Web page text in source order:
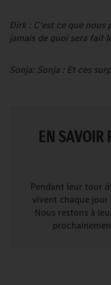
Dirk : C'est ce que nous
jamais de quoi sera fait
Sonja: Sonja : Et ces
EN SAVOIR
Pendant leur tour
vivent chaque jour
Nous restons à